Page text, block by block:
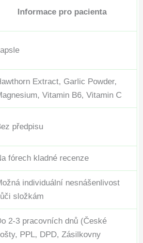
Informace pro pacienta
Extract, Garlic Powder,
Vitamin B6, Vitamin C
předpisu
fórech kladné recenze
individuální nesnášenlivost
složkám
2-3 pracovních dnů (České
PPL, DPD, Zásilkovny